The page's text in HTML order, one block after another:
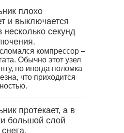
плохо
и выключается
несколько секунд
компрессор –
Обычно этот узел
но иногда поломка
что приходится
протекает, а в
большой слой